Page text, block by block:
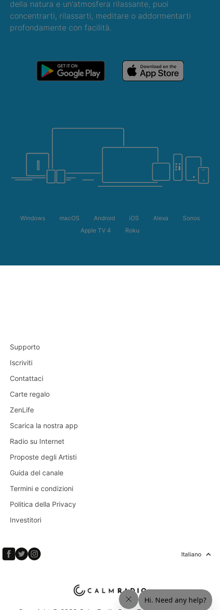
della natura e un'atmosfera rilassante, puoi
concentrarti, rilassarti, meditare o addormentarti
profondamente con facilità.
Windows macOS Android iOS Alexa
Sonos
Apple TV 4
Roku
Supporto
Iscriviti
Contattaci
Carte regalo
ZenLife
Scarica la nostra app
Radio su Internet
Proposte degli Artisti
Guida del canale
Termini e condizioni
Politica della Privacy
Investitori
Italiano